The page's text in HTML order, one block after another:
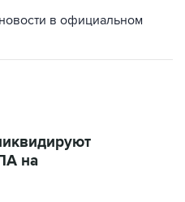
в официальном
на